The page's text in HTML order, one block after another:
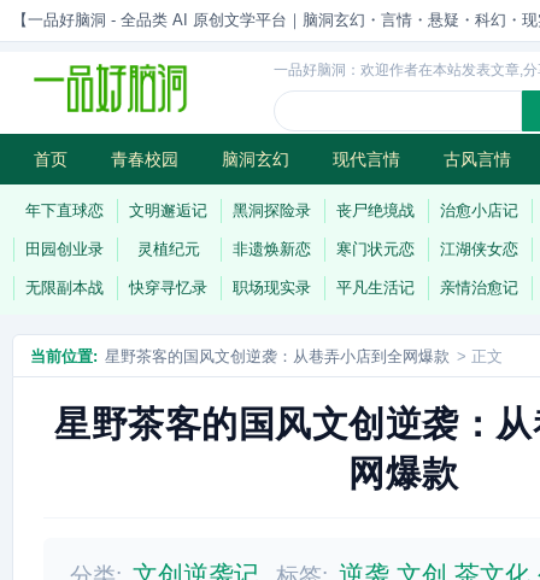
【一品好脑洞 - 全品类 AI 原创文学平台｜脑洞玄幻・言情・悬疑・科幻・
一品好脑洞：欢迎作者在本站发表文章,
首页 青春校园 脑洞玄幻 现代言情 古风言情
历史权谋 武侠江湖 灵异志怪 连载
年下直球恋 文明邂逅记 黑洞探险录 丧尸绝境战 治愈小店记
田园创业录 灵植纪元 非遗焕新恋 寒门状元恋 江湖侠女恋
无限副本战 快穿寻忆录 职场现实录 平凡生活记 亲情治愈记
当前位置: 星野茶客的国风文创逆袭：从巷弄小店到全网爆款 > 正文
星野茶客的国风文创逆袭：
网爆款